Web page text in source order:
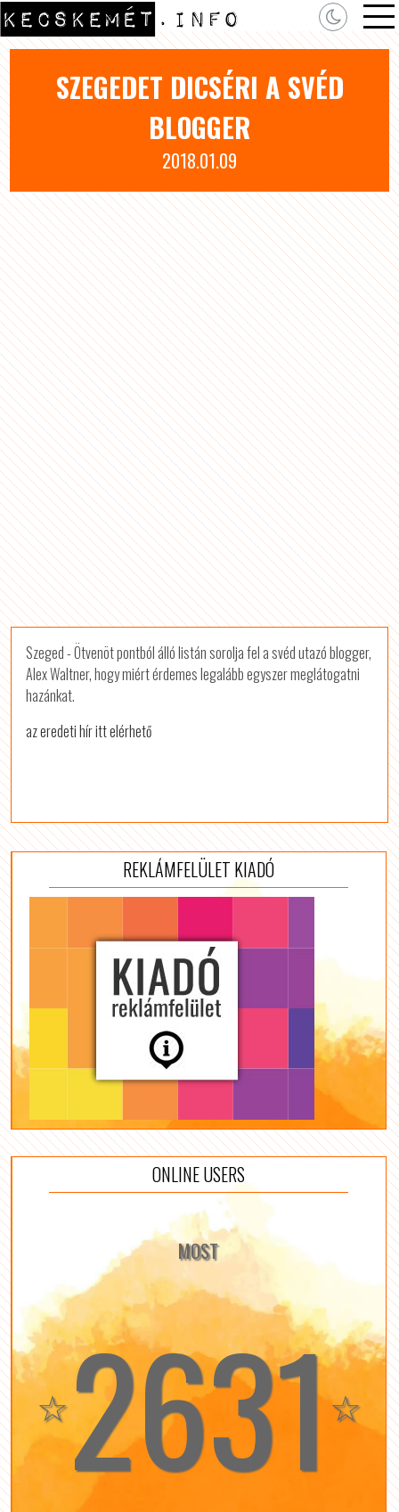
SZEGEDET DICSÉRI A SVÉD
BLOGGER
2018.01.09
Szeged - Ötvenöt pontból álló listán sorolja fel a svéd utazó blogger,
Alex Waltner, hogy miért érdemes legalább egyszer meglátogatni
hazánkat.
az eredeti hír itt elérhető
REKLÁMFELÜLET KIADÓ
ONLINE USERS
MOST
☆2631☆